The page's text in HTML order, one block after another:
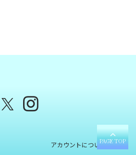
PAGE TOP
アカウントについて